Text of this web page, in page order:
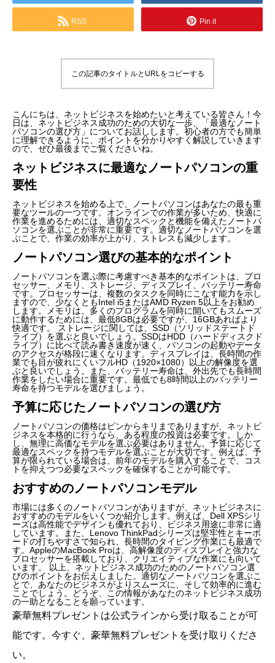
RSS Pin it
この記事のタイトルとURLをコピーする
こんにちは、ネットビジネスを始めたいと考えている皆さん！今
日は、ネットビジネス成功のための大切な一歩、「最適なノート
パソコンの選び方」についてお話しします。初心者の方でも簡単
に理解できるように、ポイントを分かりやすく解説していきます
ので、ぜひ最後までご覧くださいね。
ネットビジネスに最適なノートパソコンの重
要性
ネットビジネスを始める上で、ノートパソコンはあなたの最も重
要なツールの一つです。オンラインでの作業が多いため、快適に
作業を進めるためには、適切なスペックと機能を備えたノートパ
ソコンを選ぶことが非常に重要です。適切なノートパソコンを選
ぶことで、作業の効率が上がり、ストレスも減少します。
ノートパソコン選びの基本的なポイント
ノートパソコンを選ぶ際に考慮すべき基本的なポイントは、プロ
セッサー、メモリ、ストレージ、ディスプレイ、バッテリー寿命
です。プロセッサーは、複数のタスクを同時にこなす能力を示し
ますので、少なくともIntel i5またはAMD Ryzen 5以上をお勧め
します。メモリは、多くのプログラムを同時に開いてもスムーズ
に動作するためには、最低8GBは必要ですが、16GBあればより
快適です。 ストレージに関しては、SSD（ソリッドステートド
ライブ）を選ぶと良いでしょう。SSDはHDD（ハードディスクド
ライブ）に比べて読み書き速度が速く、パソコンの起動やデータ
のアクセスが格段に速くなります。ディスプレイは、長時間の作
業でも目が疲れにくいフルHD（1920×1080）以上の解像度を選
ぶと良いでしょう。また、バッテリー寿命は、外出先でも長時間
作業をしたい場合に重要です。最低でも8時間以上のバッテリー
寿命を持つモデルを選びましょう。
予算に応じたノートパソコンの選び方
ノートパソコンの価格はピンからキリまでありますが、ネットビ
ジネスを本格的に行うなら、ある程度の投資は必要です。しか
し、無理に高価なモデルを選ぶ必要はありません。予算に応じて
最適なスペックを持つモデルを選ぶことが大切です。例えば、予
算が限られている場合は、前年のモデルを購入することで、コス
トを抑えつつ必要なスペックを確保することが可能です。
おすすめのノートパソコンモデル
市場には多くのノートパソコンがありますが、ネットビジネスに
おすすめのモデルをいくつか紹介します。例えば、Dell XPSシリ
ーズは高性能でデザインも優れており、ビジネス用途に非常に適
しています。また、Lenovo ThinkPadシリーズは堅牢性とキーボ
ードの打ちやすさで知られ、長時間のタイピング作業にも最適で
す。AppleのMacBook Proは、高解像度のディスプレイと強力な
プロセッサーを搭載しており、クリエイティブな作業にも向いて
います。 以上、ネットビジネス成功のためのノートパソコン選
びのポイントをお伝えしました。適切なノートパソコンを選ぶこ
とで、あなたのビジネスがよりスムーズに、そして効率的に進む
ことでしょう。どうぞ、この情報があなたのネットビジネス成功
の一助となることを願っています。
豪華無料プレゼントは公式ラインから受け取ることが可
能です。今すぐ、豪華無料プレゼントを受け取りくださ
い。